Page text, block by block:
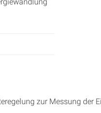
zur Messung der